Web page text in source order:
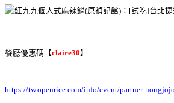
餐廳優惠碼 【claire30】
https://tw.openrice.com/info/event/partner-